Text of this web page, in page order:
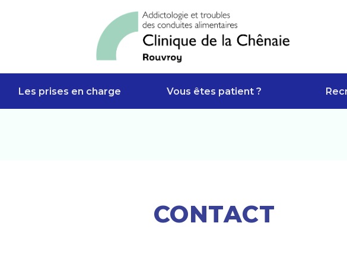
Les prises en charge Vous êtes patient ?
CONTACT